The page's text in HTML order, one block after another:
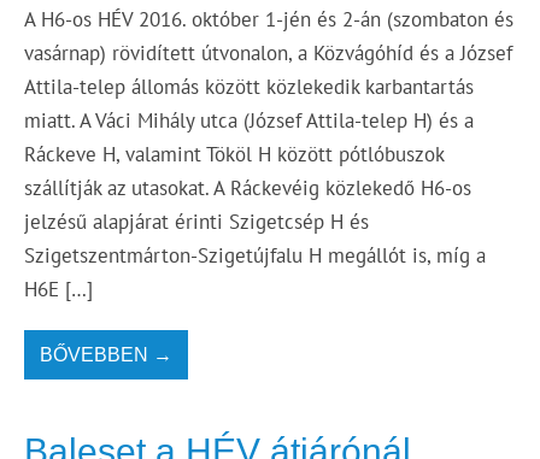
A H6-os HÉV 2016. október 1-jén és 2-án (szombaton és
vasárnap) rövidített útvonalon, a Közvágóhíd és a József
Attila-telep állomás között közlekedik karbantartás
miatt. A Váci Mihály utca (József Attila-telep H) és a
Ráckeve H, valamint Tököl H között pótlóbuszok
szállítják az utasokat. A Ráckevéig közlekedő H6-os
jelzésű alapjárat érinti Szigetcsép H és
Szigetszentmárton-Szigetújfalu H megállót is, míg a
H6E […]
BŐVEBBEN →